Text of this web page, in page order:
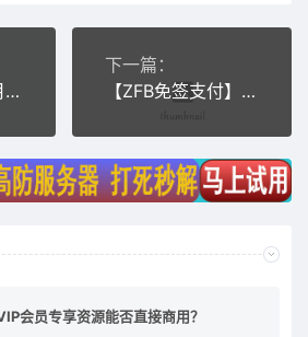
【独家更新】11月最新更新聚合官方个人免签系统|聚合系统三方四方支付系统码
下一篇：
【ZFB免签支付】2020最新支付宝即时到帐免签系统源码支持免挂机实现即时到账
会员专享资源能否直接商用？